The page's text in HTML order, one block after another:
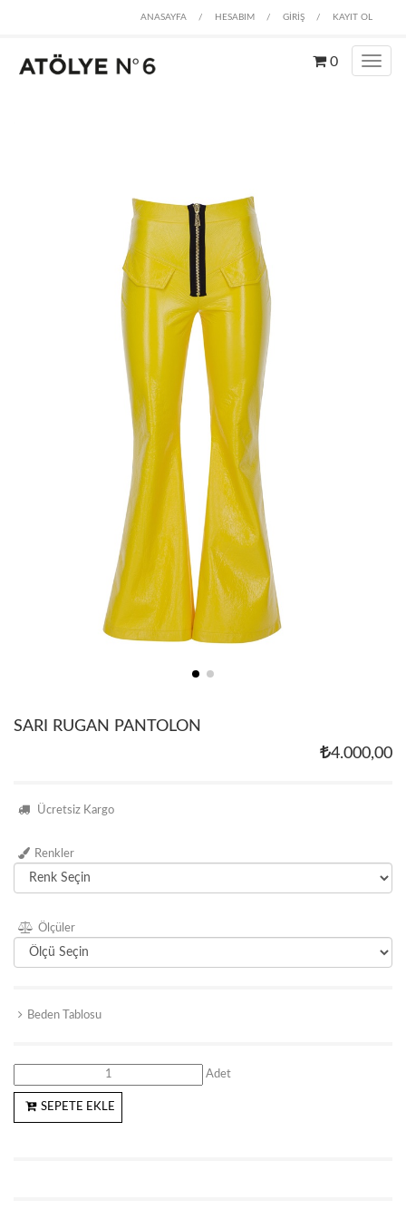
ANASAYFA / HESABIM / GİRİŞ / KAYIT OL
0
SARI RUGAN PANTOLON
4.000,00
Ücretsiz Kargo
Renkler
Ölçüler
Beden Tablosu
Adet
SEPETE EKLE